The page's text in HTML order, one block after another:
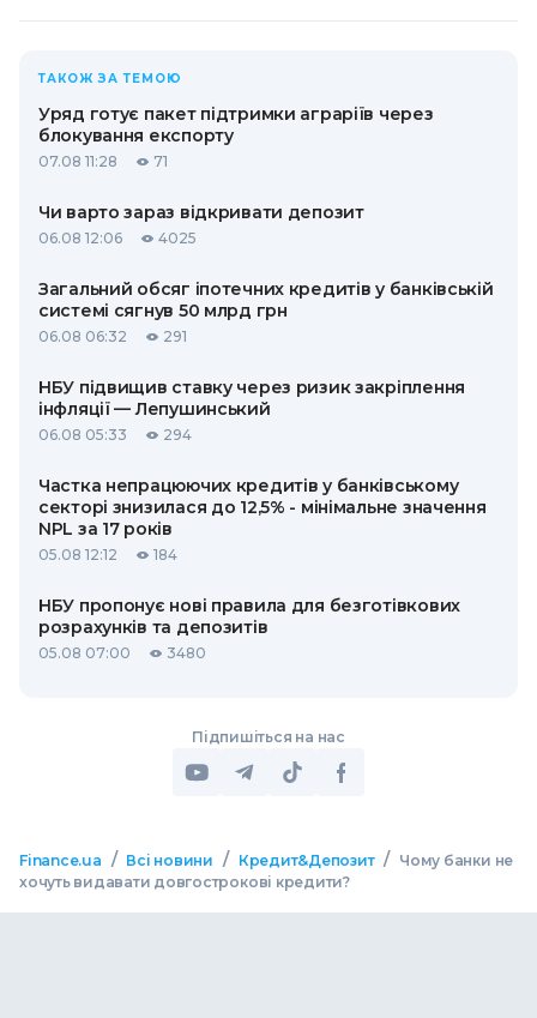
ТАКОЖ ЗА ТЕМОЮ
Уряд готує пакет підтримки аграріїв через
блокування експорту
07.08 11:28 71
Чи варто зараз відкривати депозит
06.08 12:06 4025
Загальний обсяг іпотечних кредитів у банківській
системі сягнув 50 млрд грн
06.08 06:32 291
НБУ підвищив ставку через ризик закріплення
інфляції — Лепушинський
06.08 05:33 294
Частка непрацюючих кредитів у банківському
секторі знизилася до 12,5% - мінімальне значення
NPL за 17 років
05.08 12:12 184
НБУ пропонує нові правила для безготівкових
розрахунків та депозитів
05.08 07:00 3480
Підпишіться на нас
Finance.ua / Всі новини / Кредит&Депозит / Чому банки не
хочуть видавати довгострокові кредити?